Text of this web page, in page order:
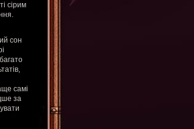
сірим
сон
самі
за